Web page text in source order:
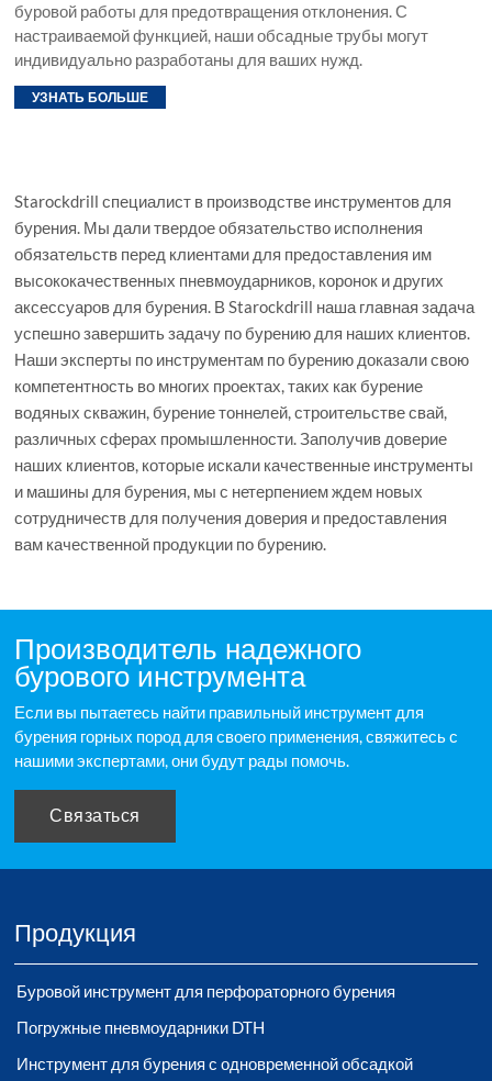
буровой работы для предотвращения отклонения. С
настраиваемой функцией, наши обсадные трубы могут
индивидуально разработаны для ваших нужд.
УЗНАТЬ БОЛЬШЕ
Starockdrill специалист в производстве инструментов для
бурения. Мы дали твердое обязательство исполнения
обязательств перед клиентами для предоставления им
высококачественных пневмоударников, коронок и других
аксессуаров для бурения. В Starockdrill наша главная задача
успешно завершить задачу по бурению для наших клиентов.
Наши эксперты по инструментам по бурению доказали свою
компетентность во многих проектах, таких как бурение
водяных скважин, бурение тоннелей, строительстве свай,
различных сферах промышленности. Заполучив доверие
наших клиентов, которые искали качественные инструменты
и машины для бурения, мы с нетерпением ждем новых
сотрудничеств для получения доверия и предоставления
вам качественной продукции по бурению.
Производитель надежного
бурового инструмента
Если вы пытаетесь найти правильный инструмент для
бурения горных пород для своего применения, свяжитесь с
нашими экспертами, они будут рады помочь.
Связаться
Продукция
Буровой инструмент для перфораторного бурения
Погружные пневмоударники DTH
Инструмент для бурения с одновременной обсадкой